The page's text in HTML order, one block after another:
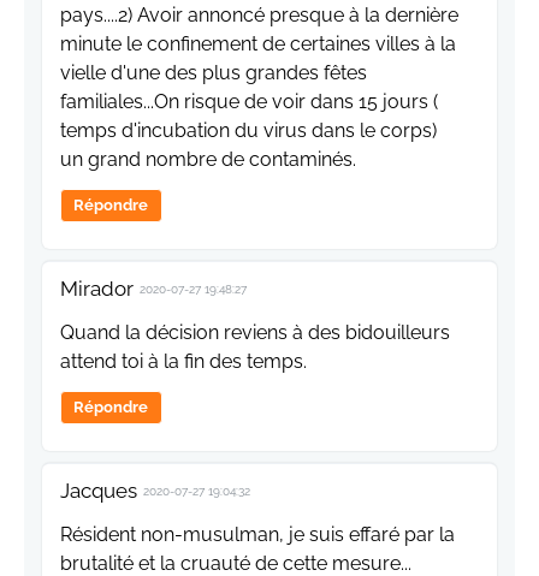
pays....2) Avoir annoncé presque à la dernière
minute le confinement de certaines villes à la
vielle d'une des plus grandes fêtes
familiales...On risque de voir dans 15 jours (
temps d'incubation du virus dans le corps)
un grand nombre de contaminés.
Répondre
Mirador 2020-07-27 19:48:27
Quand la décision reviens à des bidouilleurs
attend toi à la fin des temps.
Répondre
Jacques 2020-07-27 19:04:32
Résident non-musulman, je suis effaré par la
brutalité et la cruauté de cette mesure...